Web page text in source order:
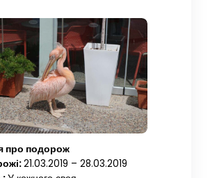
про подорож
21.03.2019 – 28.03.2019